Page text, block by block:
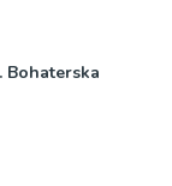
Bohaterska